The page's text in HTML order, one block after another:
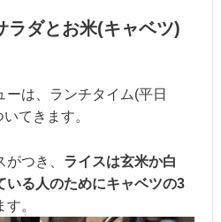
ラダとお米(キャベツ)
は、ランチタイム(平日
てきます。
つき、 ライスは玄米か白
いる人のためにキャベツの3
。